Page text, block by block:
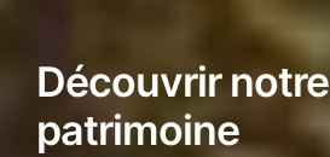
Découvrir notre
patrimoine